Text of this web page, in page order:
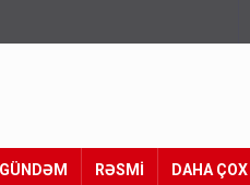
GÜNDƏM RƏSMİ DAHA ÇOX